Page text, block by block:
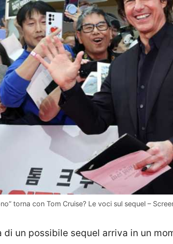
torna con Tom Cruise? Le voci sul sequel –
di un possibile sequel arriva in un